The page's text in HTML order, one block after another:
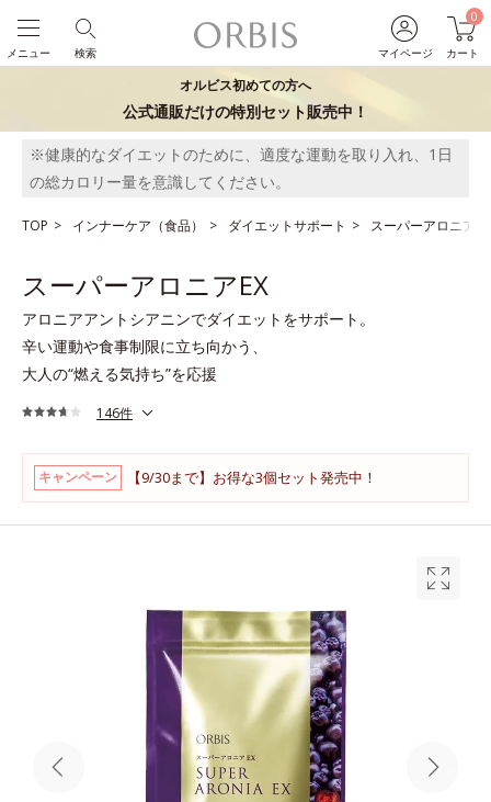
マイページ
0
カート
検索
メニュー
オルビス初めての方へ
公式通販だけの特別セット販売中！
※健康的なダイエットのために、適度な運動を取り入れ、1日
の総カロリー量を意識してください。
TOP インナーケア（食品） ダイエットサポート スーパーアロニアEX
スーパーアロニアEX
アロニアアントシアニンでダイエットをサポート。
辛い運動や食事制限に立ち向かう、
大人の“燃える気持ち”を応援
146件
キャンペーン 【9/30まで】お得な3個セット発売中！